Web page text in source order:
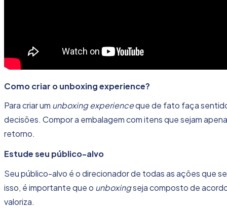
Como criar o unboxing experience?
Para criar um unboxing experienceque de fato faça
decisões. Compor a embalagem com itens que sejam
retorno.
Estude seu público-alvo
Seu público-alvo é o direcionador de todas as ações que
isso, é importante que o unboxingseja composto de
valoriza.